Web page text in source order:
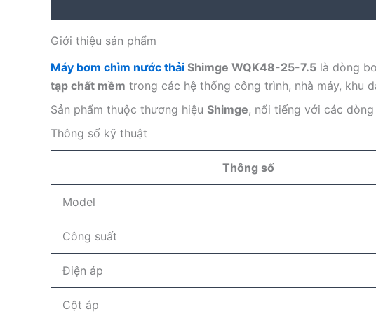
Giới thiệu sản phẩm
Máy bơm chìm nước thải Shimge WQK48-25-7.5 là dòng
tạp chất mềm trong các hệ thống công trình, nhà máy, khu
Sản phẩm thuộc thương hiệu Shimge, nổi tiếng với các
Thông số kỹ thuật
Thông số
Model
Công suất
Điện áp
Cột áp